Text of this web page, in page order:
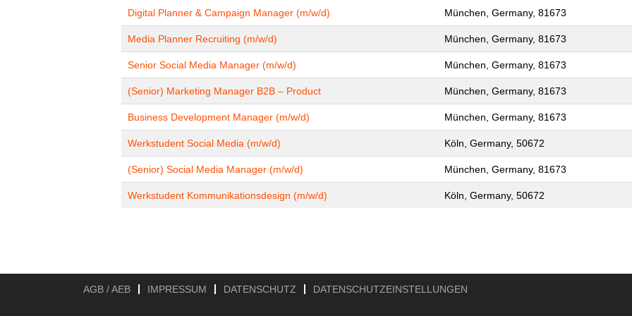
Digital Planner & Campaign Manager (m/w/d) München, Germany, 81673
Media Planner Recruiting (m/w/d) München, Germany, 81673
Senior Social Media Manager (m/w/d) München, Germany, 81673
(Senior) Marketing Manager B2B – Product München, Germany, 81673
Business Development Manager (m/w/d) München, Germany, 81673
Werkstudent Social Media (m/w/d) Köln, Germany, 50672
(Senior) Social Media Manager (m/w/d) München, Germany, 81673
Werkstudent Kommunikationsdesign (m/w/d) Köln, Germany, 50672
AGB / AEB IMPRESSUM DATENSCHUTZ DATENSCHUTZEINSTELLUNGEN